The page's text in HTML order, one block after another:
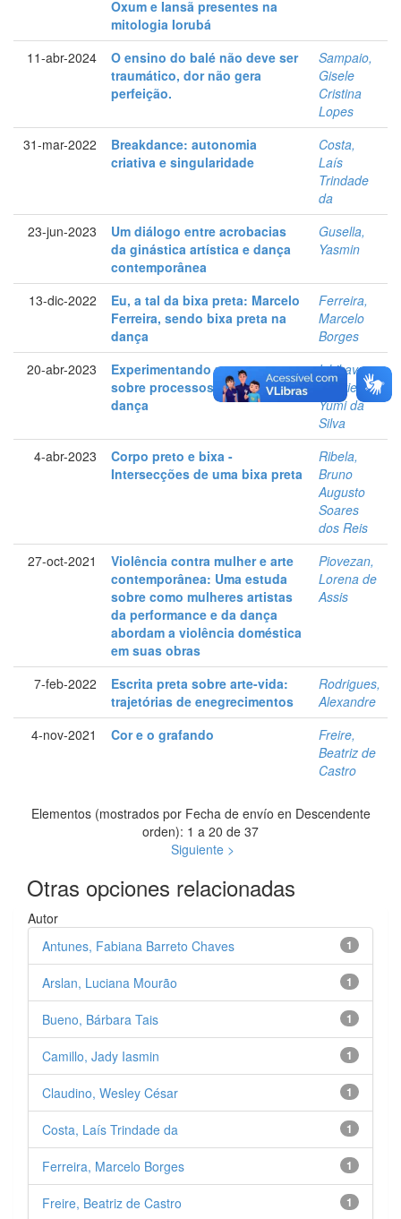
Oxum e Iansã presentes na
mitologia Iorubá
11-abr-2024
O ensino do balé não deve ser
traumático, dor não gera
perfeição.
Sampaio,
Gisele
Cristina
Lopes
31-mar-2022
Breakdance: autonomia
criativa e singularidade
Costa,
Laís
Trindade
da
23-jun-2023
Um diálogo entre acrobacias
da ginástica artística e dança
contemporânea
Gusella,
Yasmin
13-dic-2022
Eu, a tal da bixa preta: Marcelo
Ferreira, sendo bixa preta na
dança
Ferreira,
Marcelo
Borges
20-abr-2023
Experimentando pensamentos
sobre processos criativos em
dança
Ishikava,
Gabriela
Yumi da
Silva
4-abr-2023
Corpo preto e bixa -
Intersecções de uma bixa preta
Ribela,
Bruno
Augusto
Soares
dos Reis
27-oct-2021
Violência contra mulher e arte
contemporânea: Uma estuda
sobre como mulheres artistas
da performance e da dança
abordam a violência doméstica
em suas obras
Piovezan,
Lorena de
Assis
7-feb-2022
Escrita preta sobre arte-vida:
trajetórias de enegrecimentos
Rodrigues,
Alexandre
4-nov-2021
Cor e o grafando
Freire,
Beatriz de
Castro
Elementos (mostrados por Fecha de envío en Descendente
orden): 1 a 20 de 37
Siguiente >
Otras opciones relacionadas
Autor
1
Antunes, Fabiana Barreto Chaves
1
Arslan, Luciana Mourão
1
Bueno, Bárbara Tais
1
Camillo, Jady Iasmin
1
Claudino, Wesley César
1
Costa, Laís Trindade da
1
Ferreira, Marcelo Borges
1
Freire, Beatriz de Castro